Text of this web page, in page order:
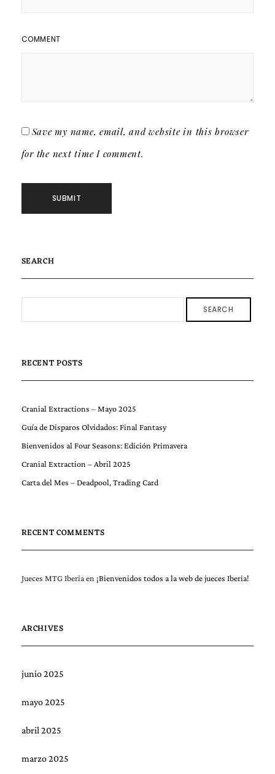
COMMENT
Save my name, email, and website in this browser
for the next time I comment.
SEARCH
SEARCH
RECENT POSTS
Cranial Extractions – Mayo 2025
Guía de Disparos Olvidados: Final Fantasy
Bienvenidos al Four Seasons: Edición Primavera
Cranial Extraction – Abril 2025
Carta del Mes – Deadpool, Trading Card
RECENT COMMENTS
Jueces MTG Iberiaen ¡Bienvenidos todos a la web de jueces Iberia!
ARCHIVES
junio 2025
mayo 2025
abril 2025
marzo 2025